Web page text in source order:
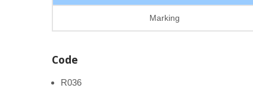
Marking
Code
R036